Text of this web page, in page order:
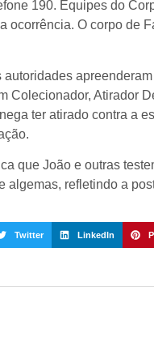
190. Equipes do
ocorrência. O corpo de
autoridades
Colecionador, Atirador
ter atirado contra a
que João e outras
algemas, refletindo a
Twitter LinkedIn